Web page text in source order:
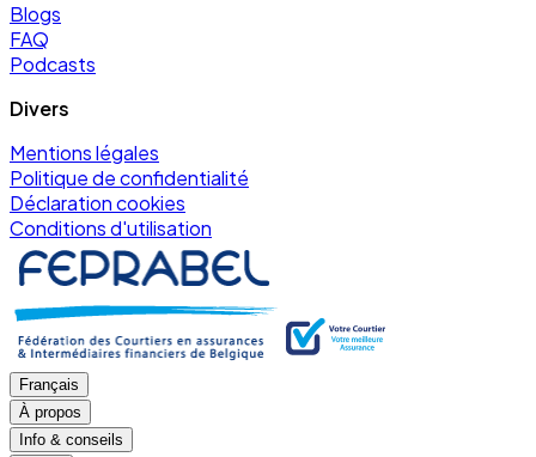
Blogs
FAQ
Podcasts
Divers
Mentions légales
Politique de confidentialité
Déclaration cookies
Conditions d'utilisation
Français
À propos
Info & conseils